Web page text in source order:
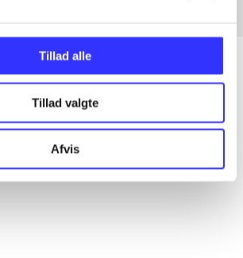
Tillad alle
Tillad valgte
Afvis
fordelt på udgivelser